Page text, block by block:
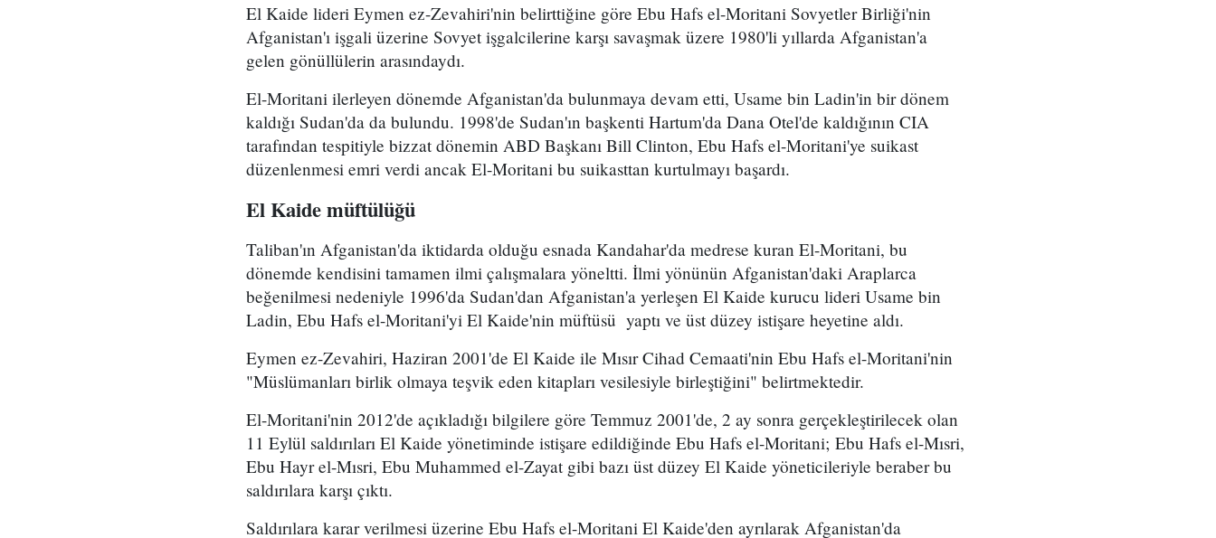
El Kaide lideri Eymen ez-Zevahiri'nin belirttiğine göre Ebu Hafs el-Moritani Sovyetler Birliği'nin
Afganistan'ı işgali üzerine Sovyet işgalcilerine karşı savaşmak üzere 1980'li yıllarda Afganistan'a
gelen gönüllülerin arasındaydı.
El-Moritani ilerleyen dönemde Afganistan'da bulunmaya devam etti, Usame bin Ladin'in bir dönem
kaldığı Sudan'da da bulundu. 1998'de Sudan'ın başkenti Hartum'da Dana Otel'de kaldığının CIA
tarafından tespitiyle bizzat dönemin ABD Başkanı Bill Clinton, Ebu Hafs el-Moritani'ye suikast
düzenlenmesi emri verdi ancak El-Moritani bu suikasttan kurtulmayı başardı.
El Kaide müftülüğü
Taliban'ın Afganistan'da iktidarda olduğu esnada Kandahar'da medrese kuran El-Moritani, bu
dönemde kendisini tamamen ilmi çalışmalara yöneltti. İlmi yönünün Afganistan'daki Araplarca
beğenilmesi nedeniyle 1996'da Sudan'dan Afganistan'a yerleşen El Kaide kurucu lideri Usame bin
Ladin, Ebu Hafs el-Moritani'yi El Kaide'nin müftüsü yaptı ve üst düzey istişare heyetine aldı.
Eymen ez-Zevahiri, Haziran 2001'de El Kaide ile Mısır Cihad Cemaati'nin Ebu Hafs el-Moritani'nin
"Müslümanları birlik olmaya teşvik eden kitapları vesilesiyle birleştiğini" belirtmektedir.
El-Moritani'nin 2012'de açıkladığı bilgilere göre Temmuz 2001'de, 2 ay sonra gerçekleştirilecek olan
11 Eylül saldırıları El Kaide yönetiminde istişare edildiğinde Ebu Hafs el-Moritani; Ebu Hafs el-Mısri,
Ebu Hayr el-Mısri, Ebu Muhammed el-Zayat gibi bazı üst düzey El Kaide yöneticileriyle beraber bu
saldırılara karşı çıktı.
Saldırılara karar verilmesi üzerine Ebu Hafs el-Moritani El Kaide'den ayrılarak Afganistan'da